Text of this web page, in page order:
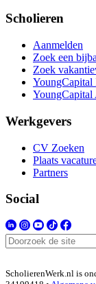
Scholieren
Aanmelden
Zoek een
Zoek
Werkgevers
CV Zoeken
Plaats
Partners
Social
ScholierenWerk.nl is